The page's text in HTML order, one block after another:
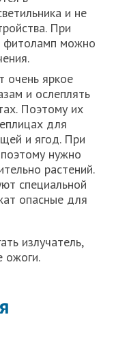
и не
При
фитоламп можно
очень яркое
и ослеплять
Поэтому их
для
и ягод. При
нужно
растений.
специальной
опасные для
излучатель,
ожоги.